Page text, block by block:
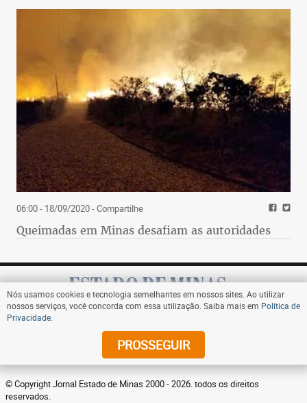
06:00 - 18/09/2020- Compartilhe
Queimadas em Minas desafiam as autoridades
Assine
© Copyright Jornal Estado de Minas 2000 - 2026. todos os direitos
reservados.
Nós usamos cookies e tecnologia semelhantes em nossos sites. Ao utilizar
nossos serviços, você concorda com essa utilização. Saiba mais em Política de
Privacidade
PROSSEGUIR